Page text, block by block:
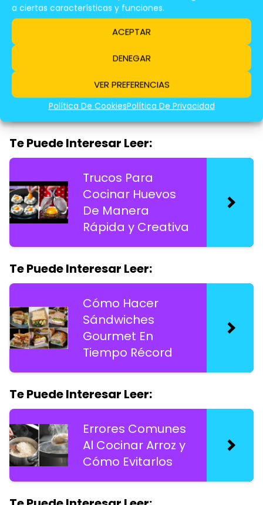
a ciertas características y funciones.
ACEPTAR
DENEGAR
VER PREFERENCIAS
Política De CookiesPolítica De Privacidad
Te Puede Interesar Leer:
Recetas Rápidas
Para Cenas En
Días Ocupados
Te Puede Interesar Leer:
Trucos Para
Cocinar Huevos
De Manera
Rápida y Creativa
Te Puede Interesar Leer:
Cómo Hacer
Sándwiches
Gourmet En
Tiempo Récord
Te Puede Interesar Leer:
Errores Comunes
Al Cocinar Arroz y
Cómo Evitarlos